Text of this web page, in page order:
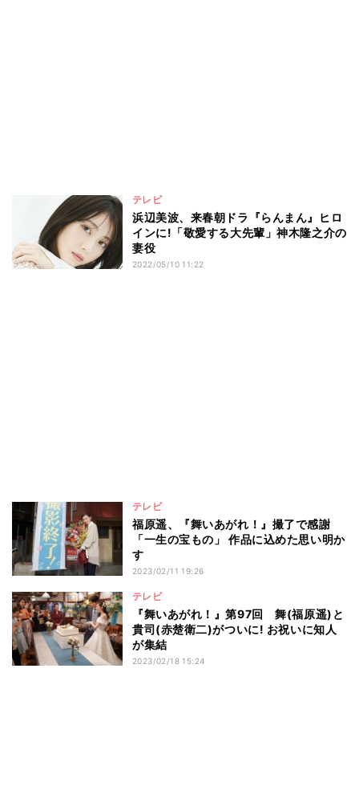
テレビ
浜辺美波、来春朝ドラ『らんまん』ヒロ
インに!「敬愛する大先輩」神木隆之介の
妻役
2022/05/10 11:22
テレビ
福原遥、『舞いあがれ！』撮了で感謝
「一生の宝もの」 作品に込めた思い明か
す
2023/02/11 19:26
テレビ
『舞いあがれ！』第97回 舞(福原遥)と
貴司(赤楚衛二)がついに! お祝いに知人
が集結
2023/02/18 15:24